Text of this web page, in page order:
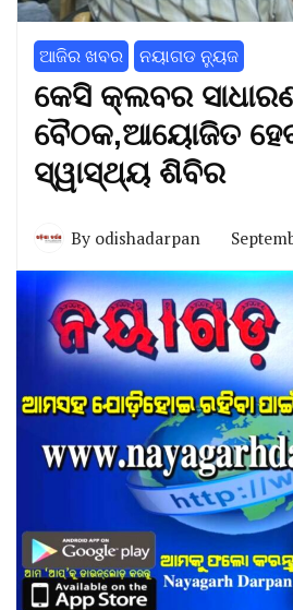
ଆଜିର ଖବର ନୟାଗଡ ନ୍ୟୁଜ
କେସି କ୍ଲବର
ବୈଠକ,ଆୟୋଜିତ
ସ୍ୱାସ୍ଥ୍ୟ ଶିବିର
By odishadarpan